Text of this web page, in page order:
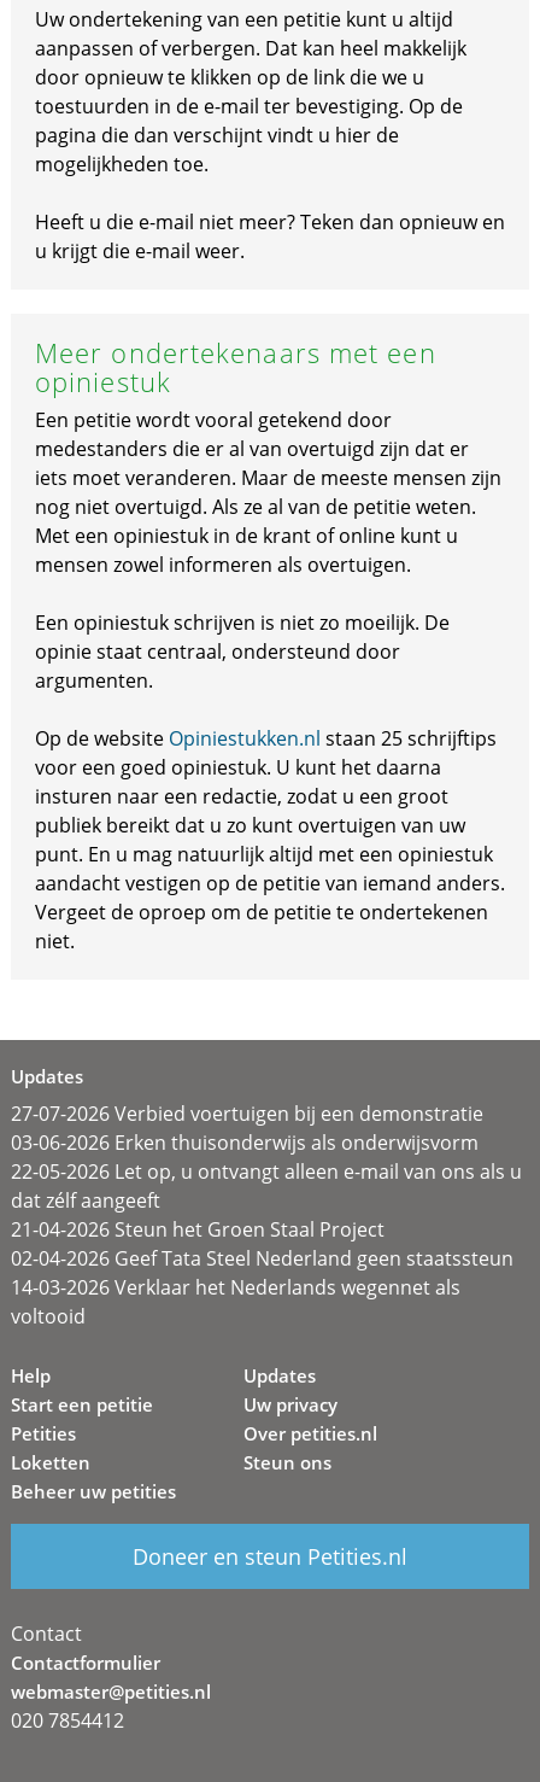
Uw ondertekening van een petitie kunt u altijd
aanpassen of verbergen. Dat kan heel makkelijk
door opnieuw te klikken op de link die we u
toestuurden in de e-mail ter bevestiging. Op de
pagina die dan verschijnt vindt u hier de
mogelijkheden toe.
Heeft u die e-mail niet meer? Teken dan opnieuw en
u krijgt die e-mail weer.
Meer ondertekenaars met een
opiniestuk
Een petitie wordt vooral getekend door
medestanders die er al van overtuigd zijn dat er
iets moet veranderen. Maar de meeste mensen zijn
nog niet overtuigd. Als ze al van de petitie weten.
Met een opiniestuk in de krant of online kunt u
mensen zowel informeren als overtuigen.
Een opiniestuk schrijven is niet zo moeilijk. De
opinie staat centraal, ondersteund door
argumenten.
Op de website Opiniestukken.nl staan 25 schrijftips
voor een goed opiniestuk. U kunt het daarna
insturen naar een redactie, zodat u een groot
publiek bereikt dat u zo kunt overtuigen van uw
punt. En u mag natuurlijk altijd met een opiniestuk
aandacht vestigen op de petitie van iemand anders.
Vergeet de oproep om de petitie te ondertekenen
niet.
Updates
27-07-2026 Verbied voertuigen bij een demonstratie
03-06-2026 Erken thuisonderwijs als onderwijsvorm
22-05-2026 Let op, u ontvangt alleen e-mail van ons als u
dat zélf aangeeft
21-04-2026 Steun het Groen Staal Project
02-04-2026 Geef Tata Steel Nederland geen staatssteun
14-03-2026 Verklaar het Nederlands wegennet als
voltooid
Help
Start een petitie
Petities
Loketten
Beheer uw petities
Updates
Uw privacy
Over petities.nl
Steun ons
Doneer en steun Petities.nl
Contact
Contactformulier
webmaster@petities.nl
020 7854412